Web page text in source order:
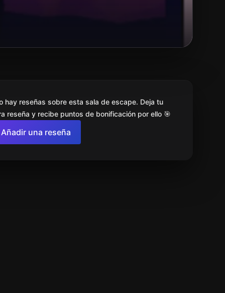
hay reseñas sobre esta sala de escape. Deja tu
reseña y recibe puntos de bonificación por ello 🎯
Añadir una reseña